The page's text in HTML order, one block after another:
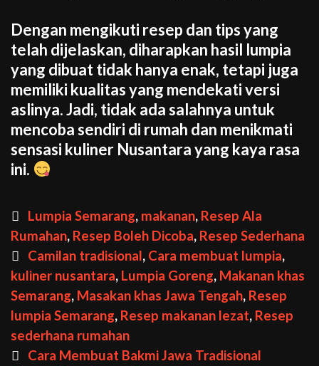
Dengan mengikuti resep dan tips yang
telah dijelaskan, diharapkan hasil lumpia
yang dibuat tidak hanya enak, tetapi juga
memiliki kualitas yang mendekati versi
aslinya. Jadi, tidak ada salahnya untuk
mencoba sendiri di rumah dan menikmati
sensasi kuliner Nusantara yang kaya rasa
ini.
Categories
Lumpia Semarang, makanan, Resep Ala
Rumahan, Resep Boleh Dicoba, Resep Sederhana
Tags
Camilan tradisional, Cara membuat lumpia,
kuliner nusantara, Lumpia Goreng, Makanan khas
Semarang, Masakan khas Jawa Tengah, Resep
lumpia Semarang, Resep makanan lezat, Resep
sederhana rumahan
PostCara Membuat Bakmi Jawa Tradisional